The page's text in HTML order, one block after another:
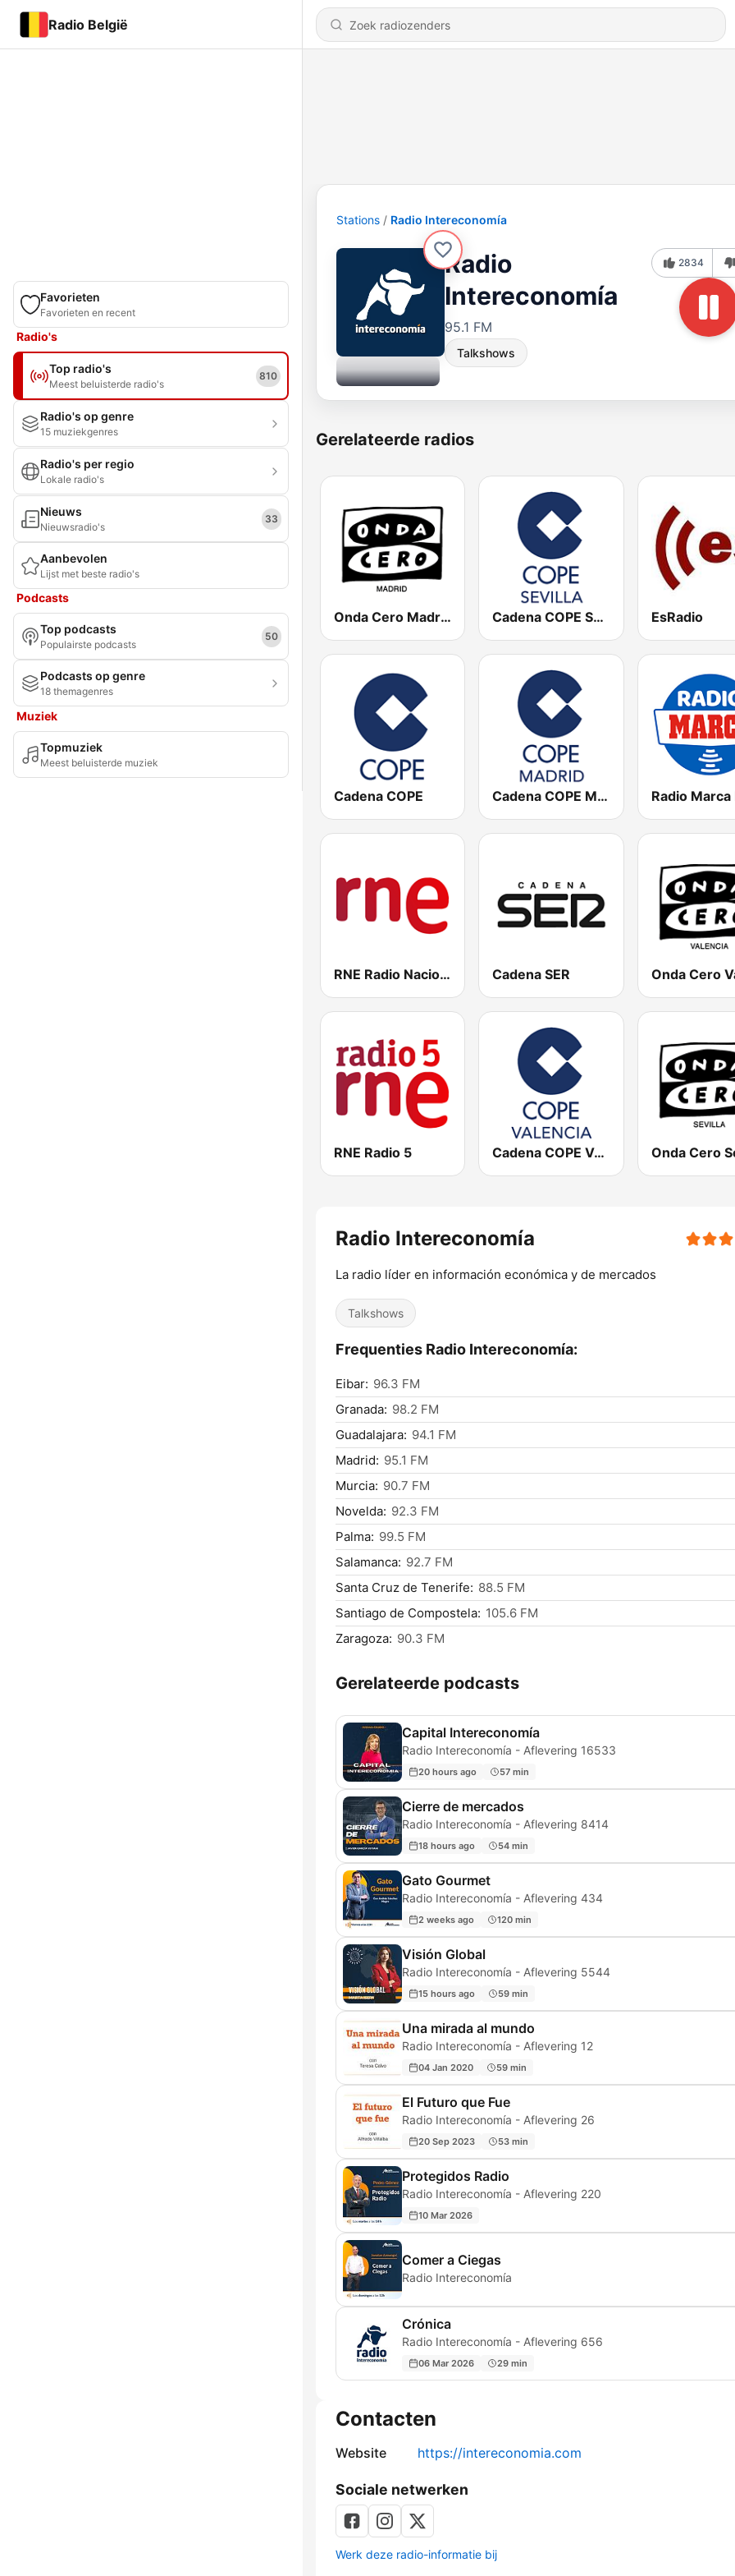
Radio België
Favorieten
Favorieten en recent
Radio's
Top radio's
Meest beluisterde radio's
810
Radio's op genre
15 muziekgenres
Radio's per regio
Lokale radio's
Nieuws
Nieuwsradio's
33
Aanbevolen
Lijst met beste radio's
Podcasts
Top podcasts
Populairste podcasts
50
Podcasts op genre
18 themagenres
Muziek
Topmuziek
Meest beluisterde muziek
Stations Radio Intereconomía
Radio
Intereconomía
95.1 FM
Talkshows
2834
Gerelateerde radios
Onda Cero Madrid Cadena COPE Sevilla EsRadio
Cadena COPE Cadena COPE Madrid
RNE Radio Nacional Cadena SER
RNE Radio 5 Cadena COPE Valencia Onda Cero
Radio Intereconomía
La radio líder en información económica y de mercados
Talkshows
Frequenties Radio Intereconomía:
Eibar: 96.3 FM
Granada: 98.2 FM
Guadalajara: 94.1 FM
Madrid: 95.1 FM
Murcia: 90.7 FM
Novelda: 92.3 FM
Palma: 99.5 FM
Salamanca: 92.7 FM
Santa Cruz de Tenerife: 88.5 FM
Santiago de Compostela: 105.6 FM
Zaragoza: 90.3 FM
Gerelateerde podcasts
Capital Intereconomía
Radio Intereconomía - Aflevering 16533
20 hours ago 57 min
Cierre de mercados
Radio Intereconomía - Aflevering 8414
18 hours ago 54 min
Gato Gourmet
Radio Intereconomía - Aflevering 434
2 weeks ago 120 min
Visión Global
Radio Intereconomía - Aflevering 5544
15 hours ago 59 min
Una mirada al mundo
Radio Intereconomía - Aflevering 12
04 Jan 2020 59 min
El Futuro que Fue
Radio Intereconomía - Aflevering 26
20 Sep 2023 53 min
Protegidos Radio
Radio Intereconomía - Aflevering 220
10 Mar 2026
Comer a Ciegas
Radio Intereconomía
Crónica
Radio Intereconomía - Aflevering 656
06 Mar 2026 29 min
Contacten
Website https://intereconomia.com
Sociale netwerken
Werk deze radio-informatie bij